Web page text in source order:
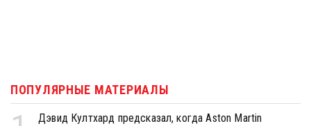
ПОПУЛЯРНЫЕ МАТЕРИАЛЫ
Дэвид Култхард предсказал, когда Aston Martin